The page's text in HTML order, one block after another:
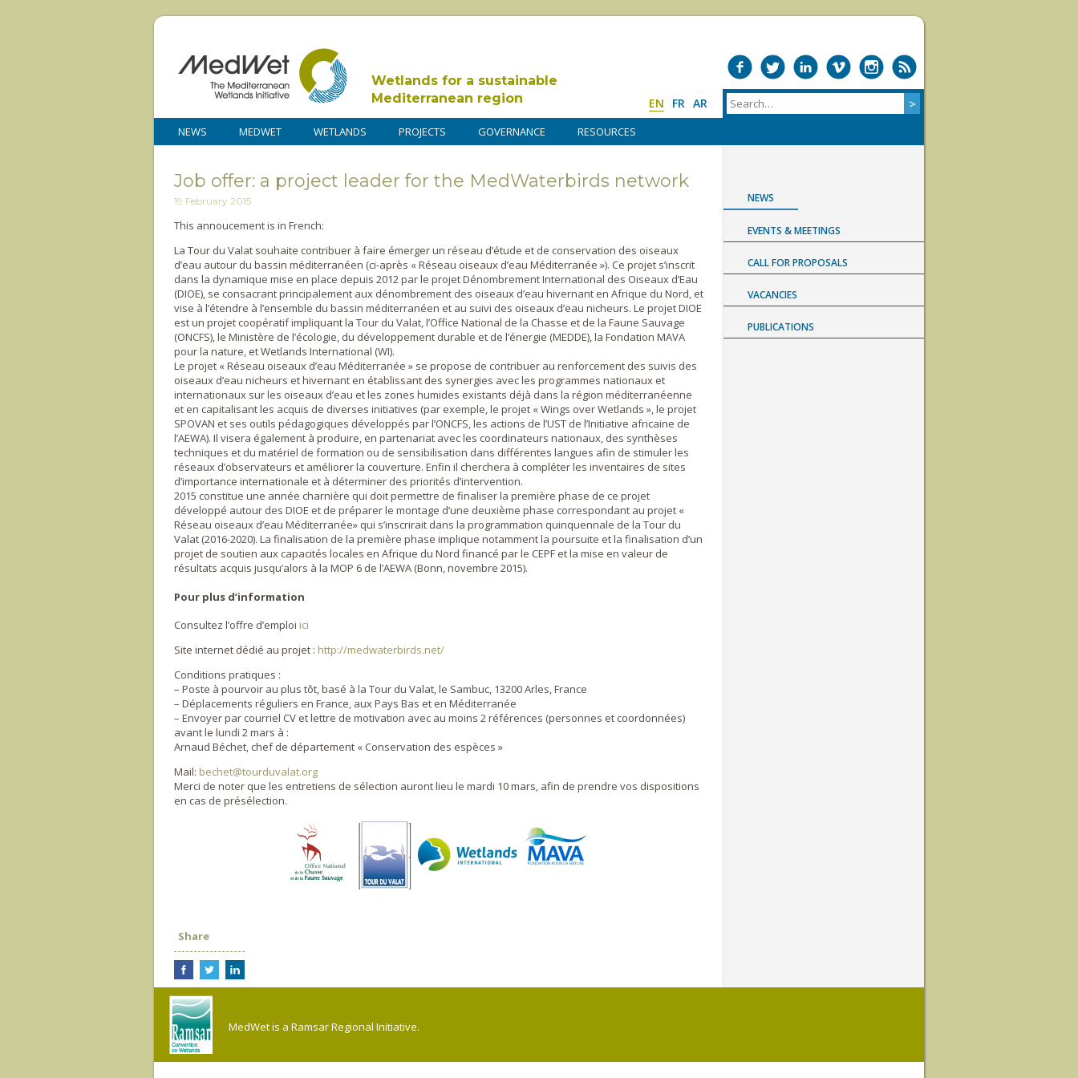
Wetlands for a sustainable
Mediterranean region
EN FR AR
NEWS MEDWET WETLANDS PROJECTS GOVERNANCE RESOURCES
Job offer: a project leader for the MedWaterbirds network
19 February 2015
This annoucement is in French:
La Tour du Valat souhaite contribuer à faire émerger un réseau d’étude et de conservation des oiseaux
d’eau autour du bassin méditerranéen (ci-après « Réseau oiseaux d’eau Méditerranée »). Ce projet s’inscrit
dans la dynamique mise en place depuis 2012 par le projet Dénombrement International des Oiseaux d’Eau
(DIOE), se consacrant principalement aux dénombrement des oiseaux d’eau hivernant en Afrique du Nord, et
vise à l’étendre à l’ensemble du bassin méditerranéen et au suivi des oiseaux d’eau nicheurs. Le projet DIOE
est un projet coopératif impliquant la Tour du Valat, l’Office National de la Chasse et de la Faune Sauvage
(ONCFS), le Ministère de l’écologie, du développement durable et de l’énergie (MEDDE), la Fondation MAVA
pour la nature, et Wetlands International (WI).
Le projet « Réseau oiseaux d’eau Méditerranée » se propose de contribuer au renforcement des suivis des
oiseaux d’eau nicheurs et hivernant en établissant des synergies avec les programmes nationaux et
internationaux sur les oiseaux d’eau et les zones humides existants déjà dans la région méditerranéenne
et en capitalisant les acquis de diverses initiatives (par exemple, le projet « Wings over Wetlands », le projet
SPOVAN et ses outils pédagogiques développés par l’ONCFS, les actions de l’UST de l’Initiative africaine de
l’AEWA). Il visera également à produire, en partenariat avec les coordinateurs nationaux, des synthèses
techniques et du matériel de formation ou de sensibilisation dans différentes langues afin de stimuler les
réseaux d’observateurs et améliorer la couverture. Enfin il cherchera à compléter les inventaires de sites
d’importance internationale et à déterminer des priorités d’intervention.
2015 constitue une année charnière qui doit permettre de finaliser la première phase de ce projet
développé autour des DIOE et de préparer le montage d’une deuxième phase correspondant au projet «
Réseau oiseaux d’eau Méditerranée» qui s’inscrirait dans la programmation quinquennale de la Tour du
Valat (2016-2020). La finalisation de la première phase implique notamment la poursuite et la finalisation d’un
projet de soutien aux capacités locales en Afrique du Nord financé par le CEPF et la mise en valeur de
résultats acquis jusqu’alors à la MOP 6 de l’AEWA (Bonn, novembre 2015).
Pour plus d’information
Consultez l’offre d’emploi ici
Site internet dédié au projet : http://medwaterbirds.net/
Conditions pratiques :
– Poste à pourvoir au plus tôt, basé à la Tour du Valat, le Sambuc, 13200 Arles, France
– Déplacements réguliers en France, aux Pays Bas et en Méditerranée
– Envoyer par courriel CV et lettre de motivation avec au moins 2 références (personnes et coordonnées)
avant le lundi 2 mars à :
Arnaud Béchet, chef de département « Conservation des espèces »
Mail: bechet@tourduvalat.org
Merci de noter que les entretiens de sélection auront lieu le mardi 10 mars, afin de prendre vos dispositions
en cas de présélection.
Share
NEWS
EVENTS & MEETINGS
CALL FOR PROPOSALS
VACANCIES
PUBLICATIONS
MedWet is a Ramsar Regional Initiative.